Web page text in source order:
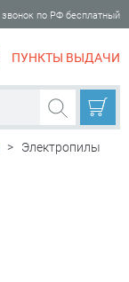
звонок по РФ бесплатный
ПУНКТЫ ВЫДАЧИ
> Электропилы